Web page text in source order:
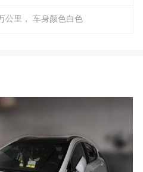
公里， 车身颜色白色